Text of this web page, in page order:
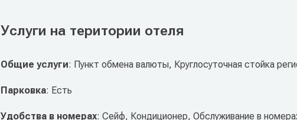
Услуги на територии отеля
Общие услуги: Пункт обмена валюты, Круглосуточная стойка
Парковка: Есть
Удобства в номерах: Сейф, Кондиционер, Обслуживание в